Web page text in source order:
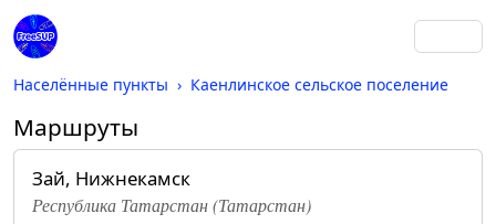
Населённые пункты Каенлинское сельское поселение
Маршруты
Зай, Нижнекамск
Республика Татарстан (Татарстан)